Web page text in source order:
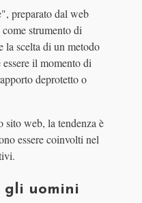
preparato dal web
strumento di
la scelta di un metodo
il momento di
deprotetto o
sito web, la tendenza è
essere coinvolti nel
gli uomini